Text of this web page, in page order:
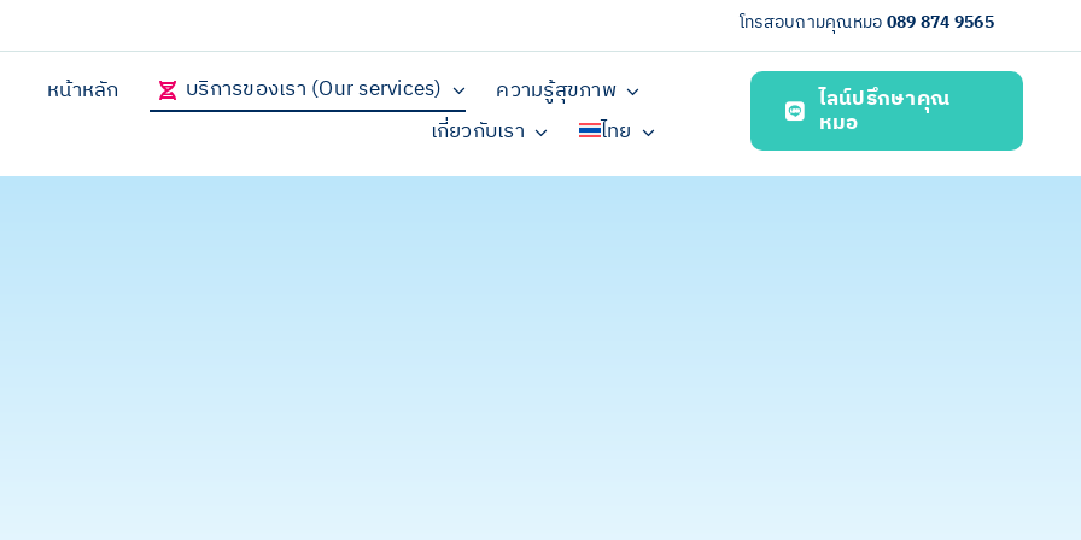
โทรสอบถามคุณหมอ089 874 9565
หน้าหลัก บริการของเรา (Our services)
ความรู้สุขภาพ
เกี่ยวกับเรา
ไทย
ไลน์ปรึกษาคุณ
หมอ